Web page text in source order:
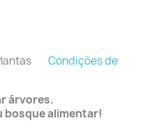
Condições de
árvores.
bosque alimentar!